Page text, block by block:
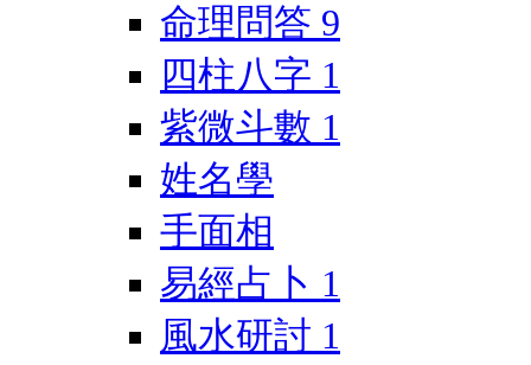
命理問答 9
四柱八字 1
紫微斗數 1
姓名學
手面相
易經占卜 1
風水研討 1